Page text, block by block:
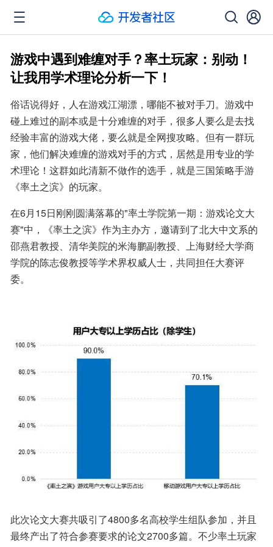
游戏中遇到难缠对手？率土玩家：别动！
让我用学术理论分析一下！
俗话说得好，人在游戏江湖漂，哪能不被对手刀。游戏中
碰上难过的副本或是十分难缠的对手，很多人要么是去找
经验丰富的游戏大佬，要么就是全网搜攻略。但有一群玩
家，他们解决难缠的游戏对手的方式，居然是用专业的学
术理论！这群如此清新不做作的选手，就是三国策略手游
《率土之滨》的玩家。
在6月15日刚刚圆满落幕的"率土学院第一期：游戏论文大
赛"中，《率土之滨》作为主办方，邀请到了北大中文系的
邵燕君教授、清华美院的米海鹏副教授、上海财经大学商
学院的陈志俊教授等学术界权威人士，共同担任大赛评
委。
此次论文大赛共吸引了4800多名高校学生组队参加，并且
最终产出了符合参赛要求的论文2700多篇。不少率土玩家